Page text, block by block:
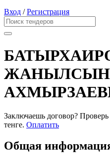
Вход /Регистрация
ЖАНЫЛСЫН
Заключаешь договор?
тенге. Оплатить
Общая